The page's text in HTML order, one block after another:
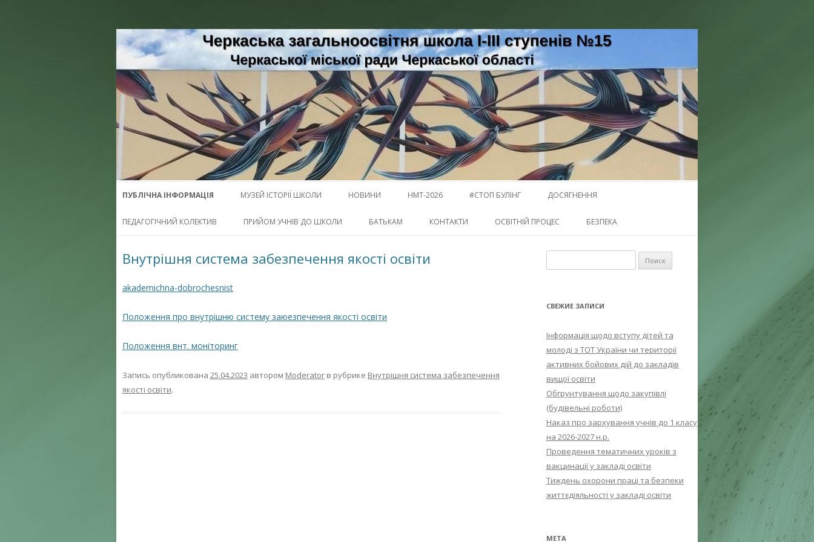
Черкаська загальноосвітня школа І-ІІІ ступенів № 15 Черкаської міської ради
Черкаської області
ПУБЛІЧНА ІНФОРМАЦІЯ МУЗЕЙ ІСТОРІЇ ШКОЛИ НОВИНИ НМТ-2026 #СТОП БУЛІНГ ДОСЯГНЕННЯ
ПЕДАГОГІЧНИЙ КОЛЕКТИВ ПРИЙОМ УЧНІВ ДО ШКОЛИ БАТЬКАМ КОНТАКТИ ОСВІТНІЙ ПРОЦЕС БЕЗПЕКА
Внутрішня система забезпечення якості освіти
akademichna-dobrochesnist
Положення про внутрішню систему заюезпечення якості освіти
Положення внт. моніторинг
Запись опубликована 25.04.2023 автором Moderator в рубрике Внутрішня система забезпечення
якості освіти.
СВЕЖИЕ ЗАПИСИ
Інформація щодо вступу дітей та
молоді з ТОТ України чи території
активних бойових дій до закладів
вищої освіти
Обгрунтування щодо закупівлі
(будівельні роботи)
Наказ про зархування учнів до 1 класу
на 2026-2027 н.р.
Проведення тематичних уроків з
вакцинації у закладі освіти
Тиждень охорони праці та безпеки
життєдіяльності у закладі освіти
МЕТА